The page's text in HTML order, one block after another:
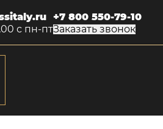
с пн-пт
+7 800 550-79-10
Заказать звонок